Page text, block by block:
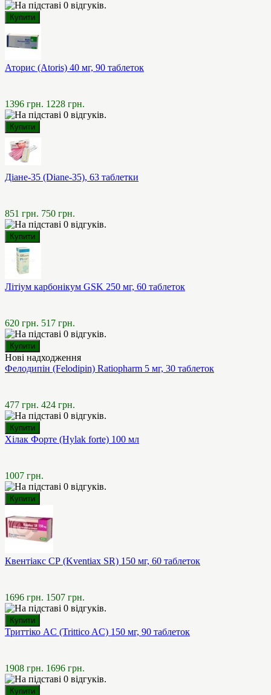
Аторис (Atoris) 40 мг, 90 таблеток
1396 грн. 1228 грн.
Діане-35 (Diane-35), 63 таблетки
851 грн. 750 грн.
Літіум карбонікум GSK 250 мг, 60 таблеток
620 грн. 517 грн.
Нові надходження
Фелодипін (Felodipin) Ratiopharm 5 мг, 30 таблеток
477 грн. 424 грн.
Хілак Форте (Hylak forte) 100 мл
1007 грн.
Квентіакс СР (Kventiax SR) 150 мг, 60 таблеток
1696 грн. 1507 грн.
Триттіко AC (Trittico AC) 150 мг, 90 таблеток
1908 грн. 1696 грн.